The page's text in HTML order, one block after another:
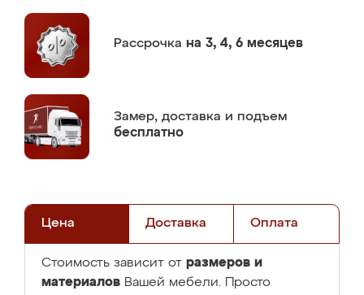
Рассрочка на 3, 4, 6 месяцев
Замер, доставка и подъем
бесплатно
Цена Доставка Оплата
Стоимость зависит от размеров и
материалов Вашей мебели. Просто